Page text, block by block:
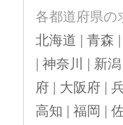
各都道府県
北海道 | 青森 |
| 神奈川 | 新潟
府 | 大阪府 |
高知 | 福岡 |